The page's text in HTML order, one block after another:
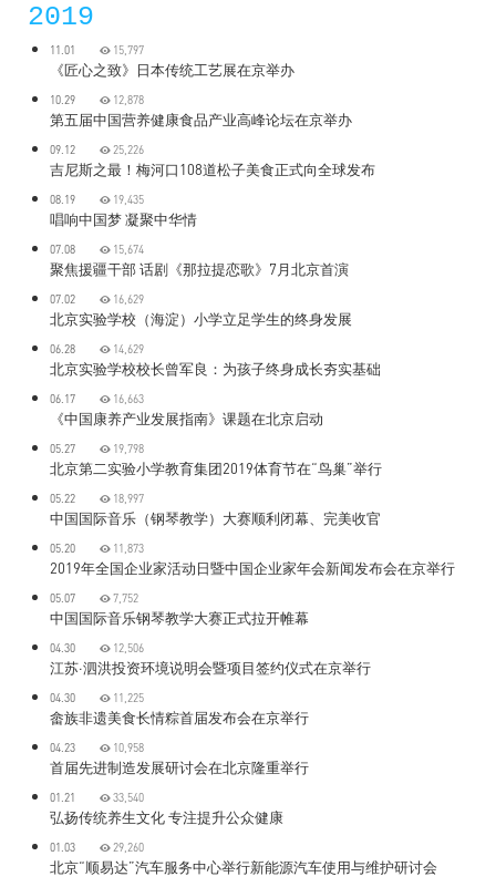
2019
11.01 15,797
《匠心之致》日本传统工艺展在京举办
10.29 12,878
第五届中国营养健康食品产业高峰论坛在京举办
09.12 25,226
吉尼斯之最！梅河口108道松子美食正式向全球发布
08.19 19,435
唱响中国梦 凝聚中华情
07.08 15,674
聚焦援疆干部 话剧《那拉提恋歌》7月北京首演
07.02 16,629
北京实验学校（海淀）小学立足学生的终身发展
06.28 14,629
北京实验学校校长曾军良：为孩子终身成长夯实基础
06.17 16,663
《中国康养产业发展指南》课题在北京启动
05.27 19,798
北京第二实验小学教育集团2019体育节在“鸟巢”举行
05.22 18,997
中国国际音乐（钢琴教学）大赛顺利闭幕、完美收官
05.20 11,873
2019年全国企业家活动日暨中国企业家年会新闻发布会在京举行
05.07 7,752
中国国际音乐钢琴教学大赛正式拉开帷幕
04.30 12,506
江苏·泗洪投资环境说明会暨项目签约仪式在京举行
04.30 11,225
畲族非遗美食长情粽首届发布会在京举行
04.23 10,958
首届先进制造发展研讨会在北京隆重举行
01.21 33,540
弘扬传统养生文化 专注提升公众健康
01.03 29,260
北京“顺易达”汽车服务中心举行新能源汽车使用与维护研讨会